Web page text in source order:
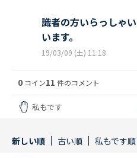
識者の方いらっしゃ
います。
19/03/09 (土) 11:18
0 コイン11 件のコメント
私もです
新しい順 古い順 私もです順